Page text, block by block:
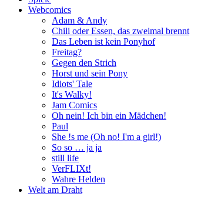
Webcomics
Adam & Andy
Chili oder Essen, das zweimal brennt
Das Leben ist kein Ponyhof
Freitag?
Gegen den Strich
Horst und sein Pony
Idiots' Tale
It's Walky!
Jam Comics
Oh nein! Ich bin ein Mädchen!
Paul
She !s me (Oh no! I'm a girl!)
So so … ja ja
still life
VerFLIXt!
Wahre Helden
Welt am Draht